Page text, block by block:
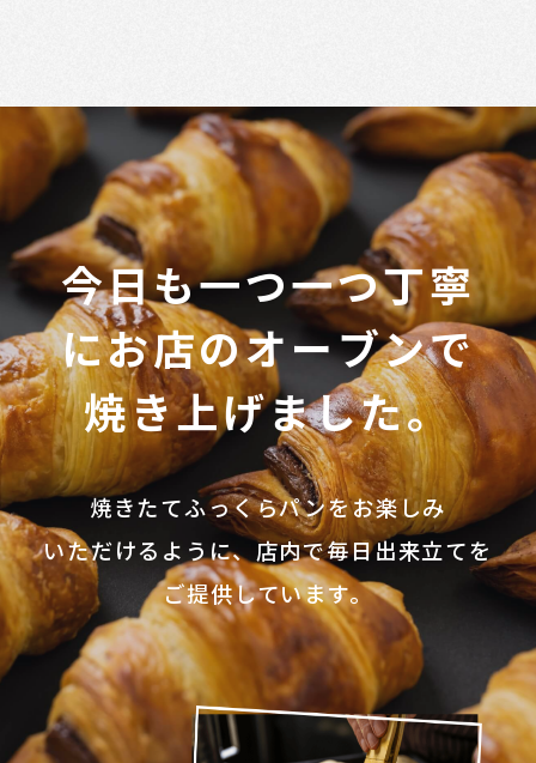
今日も一つ一つ丁寧
にお店のオーブンで
焼き上げました。
焼きたてふっくらパンをお楽しみ
いただけるように、店内で毎日出来立てを
ご提供しています。